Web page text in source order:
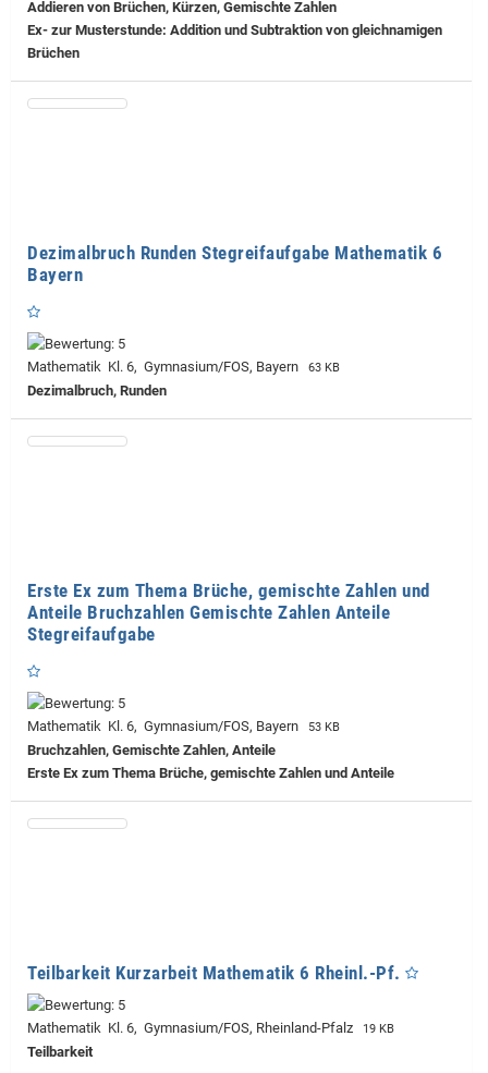
Addieren von Brüchen, Kürzen, Gemischte Zahlen
Ex- zur Musterstunde: Addition und Subtraktion von gleichnamigen
Brüchen
Dezimalbruch Runden Stegreifaufgabe Mathematik 6
Bayern
Mathematik Kl. 6, Gymnasium/FOS, Bayern 63 KB
Dezimalbruch, Runden
Erste Ex zum Thema Brüche, gemischte Zahlen und
Anteile Bruchzahlen Gemischte Zahlen Anteile
Stegreifaufgabe
Mathematik Kl. 6, Gymnasium/FOS, Bayern 53 KB
Bruchzahlen, Gemischte Zahlen, Anteile
Erste Ex zum Thema Brüche, gemischte Zahlen und Anteile
Teilbarkeit Kurzarbeit Mathematik 6 Rheinl.-Pf.
Mathematik Kl. 6, Gymnasium/FOS, Rheinland-Pfalz 19 KB
Teilbarkeit